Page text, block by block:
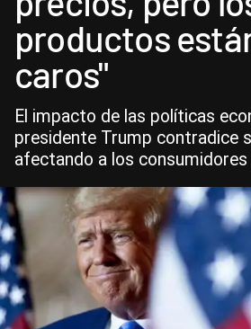
productos
caros"
El impacto de las políticas
presidente Trump contradice
afectando a los